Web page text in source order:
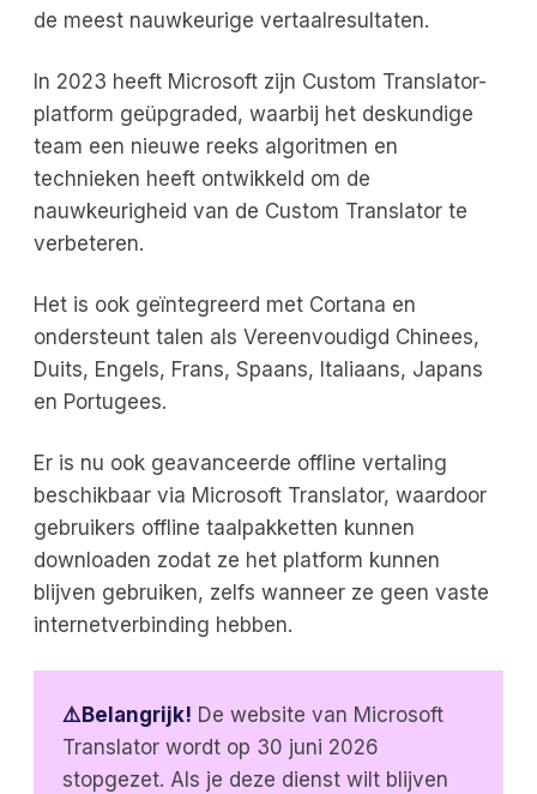
de meest nauwkeurige vertaalresultaten.
In 2023 heeft Microsoft zijn Custom Translator-
platform geüpgraded, waarbij het deskundige
team een nieuwe reeks algoritmen en
technieken heeft ontwikkeld om de
nauwkeurigheid van de Custom Translator te
verbeteren.
Het is ook geïntegreerd met Cortana en
ondersteunt talen als Vereenvoudigd Chinees,
Duits, Engels, Frans, Spaans, Italiaans, Japans
en Portugees.
Er is nu ook geavanceerde offline vertaling
beschikbaar via Microsoft Translator, waardoor
gebruikers offline taalpakketten kunnen
downloaden zodat ze het platform kunnen
blijven gebruiken, zelfs wanneer ze geen vaste
internetverbinding hebben.
⚠️Belangrijk! De website van Microsoft
Translator wordt op 30 juni 2026
stopgezet. Als je deze dienst wilt blijven